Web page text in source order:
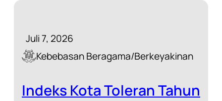
Juli 7, 2026
Kebebasan Beragama/Berkeyakinan
Indeks Kota Toleran Tahun